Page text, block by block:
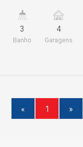
3
Banho
4
Garagens
« 1 »